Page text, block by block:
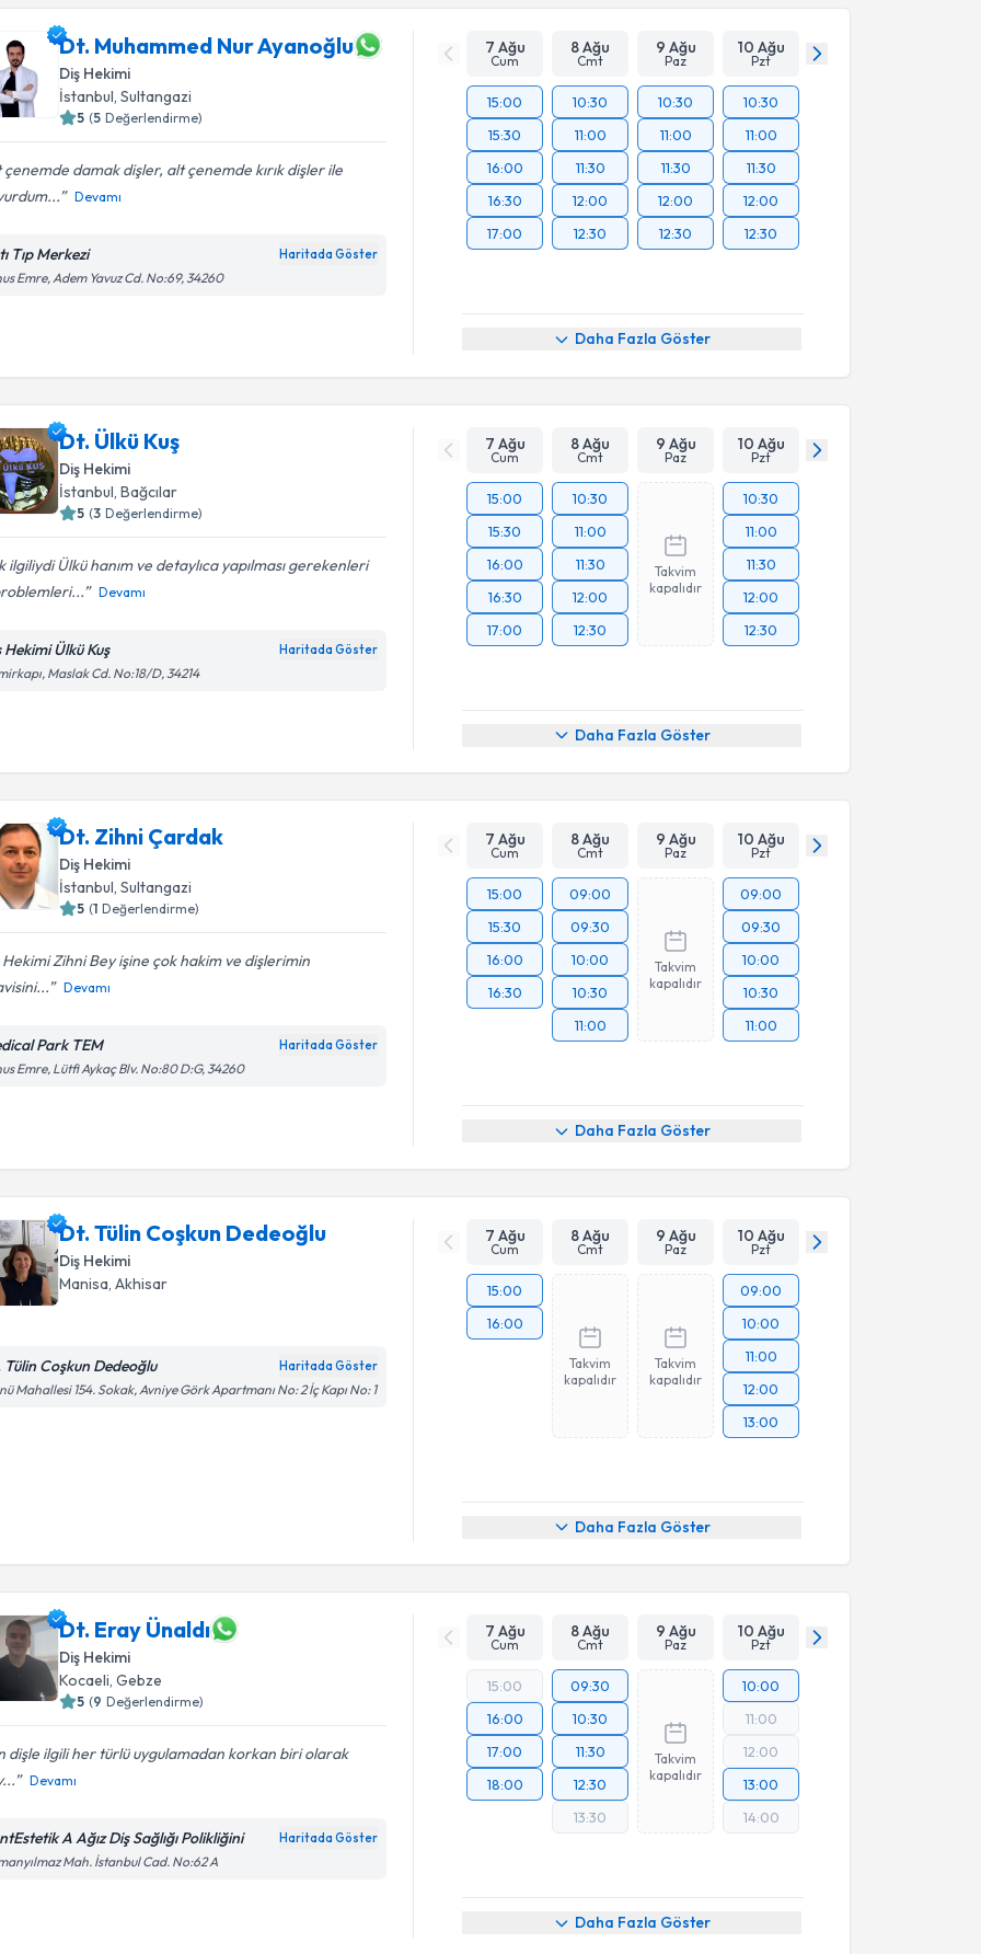
Dt. Muhammed Nur Ayanoğlu
Diş Hekimi
İstanbul, Sultangazi
5 (5 Değerlendirme)
çenemde damak dişler, alt çenemde kırık dişler ile
Devamı
Tıp Merkezi Haritada Göster
Emre, Adem Yavuz Cd. No:69, 34260
7 Ağu
Cum
8 Ağu
Cmt
9 Ağu
Paz
10 Ağu
Pzt
15:00
15:30
16:00
16:30
17:00
10:30
11:00
11:30
12:00
12:30
10:30
11:00
11:30
12:00
12:30
10:30
11:00
11:30
12:00
12:30
Daha Fazla Göster
Dt. Ülkü Kuş
Diş Hekimi
İstanbul , Bağcılar
5 (3 Değerlendirme)
ilgiliydi Ülkü hanım ve detaylıca yapılması gerekenleri
Devamı
Hekimi Ülkü Kuş Haritada Göster
Maslak Cd. No:18/D, 34214
7 Ağu
Cum
8 Ağu
Cmt
9 Ağu
Paz
10 Ağu
Pzt
15:00
15:30
16:00
16:30
17:00
10:30
11:00
11:30
12:00
12:30
Takvim
kapalıdır
10:30
11:00
11:30
12:00
12:30
Daha Fazla Göster
Dt. Zihni Çardak
Diş Hekimi
İstanbul, Sultangazi
5 (1 Değerlendirme)
Hekimi Zihni Bey işine çok hakim ve dişlerimin
Devamı
Park TEM Haritada Göster
Emre, Lütfi Aykaç Blv. No:80 D:G, 34260
7 Ağu
Cum
8 Ağu
Cmt
9 Ağu
Paz
10 Ağu
Pzt
15:00
15:30
16:00
16:30
09:00
09:30
10:00
10:30
11:00
Takvim
kapalıdır
09:00
09:30
10:00
10:30
11:00
Daha Fazla Göster
Dt. Tülin Coşkun Dedeoğlu
Diş Hekimi
Manisa , Akhisar
Tülin Coşkun Dedeoğlu Haritada Göster
Mahallesi 154. Sokak, Avniye Görk Apartmanı No: 2 İç Kapı No: 1
7 Ağu
Cum
8 Ağu
Cmt
9 Ağu
Paz
10 Ağu
Pzt
15:00
16:00
Takvim
kapalıdır
Takvim
kapalıdır
09:00
10:00
11:00
12:00
13:00
Daha Fazla Göster
Dt. Eray Ünaldı
Diş Hekimi
Kocaeli, Gebze
5 (9 Değerlendirme)
dişle ilgili her türlü uygulamadan korkan biri olarak
Devamı
A Ağız Diş Sağlığı Polikliğini Haritada Göster
Mah. İstanbul Cad. No:62 A
7 Ağu
Cum
8 Ağu
Cmt
9 Ağu
Paz
10 Ağu
Pzt
15:00
16:00
17:00
18:00
09:30
10:30
11:30
12:30
13:30
Takvim
kapalıdır
10:00
11:00
12:00
13:00
14:00
Daha Fazla Göster